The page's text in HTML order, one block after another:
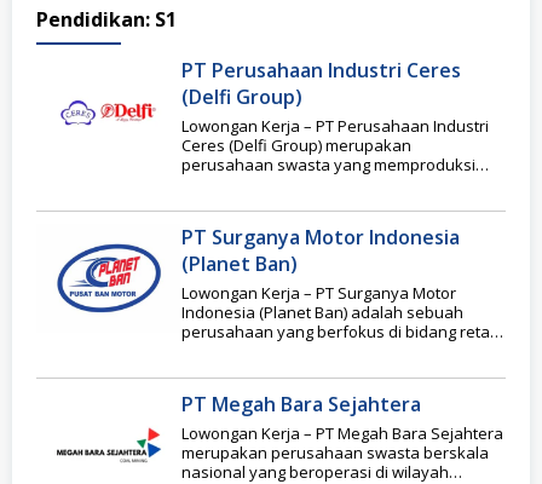
Pendidikan: S1
PT Perusahaan Industri Ceres
(Delfi Group)
Lowongan Kerja – PT Perusahaan Industri
Ceres (Delfi Group) merupakan
perusahaan swasta yang memproduksi
PT Surganya Motor Indonesia
(Planet Ban)
Lowongan Kerja – PT Surganya Motor
Indonesia (Planet Ban) adalah sebuah
perusahaan yang berfokus di bidang retail
PT Megah Bara Sejahtera
Lowongan Kerja – PT Megah Bara Sejahtera
merupakan perusahaan swasta berskala
nasional yang beroperasi di wilayah